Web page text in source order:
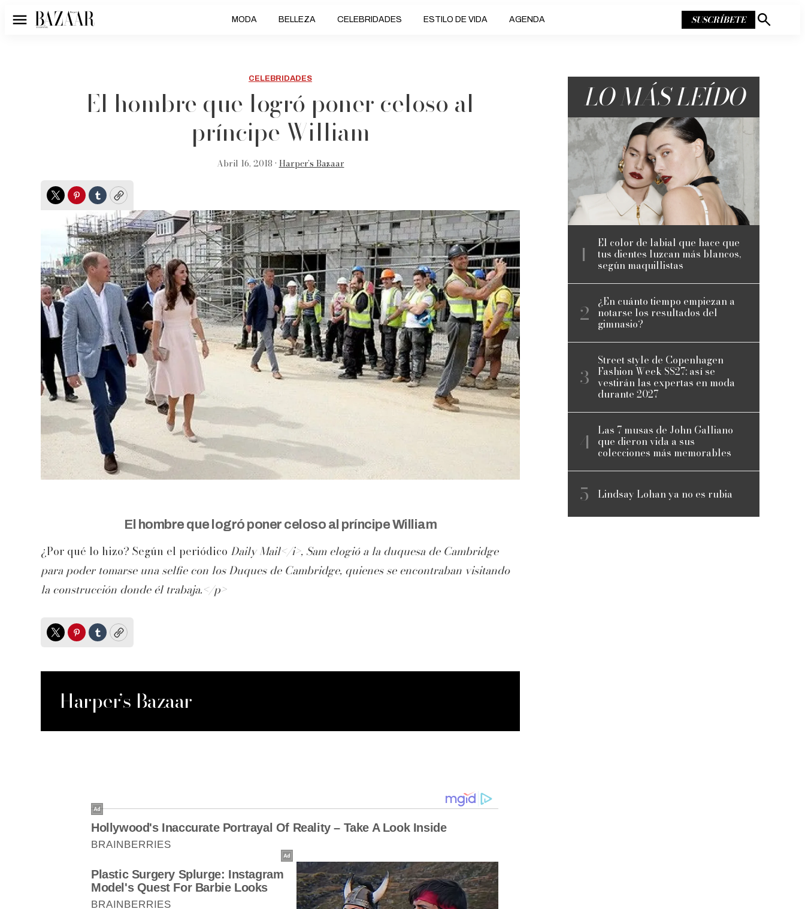
Menú MODA BELLEZA CELEBRIDADES ESTILO DE VIDA AGENDA SUSCRÍBETE
Mostrar
CELEBRIDADES
El hombre que logró poner celoso al
príncipe William
Abril 16, 2018 • Harper’s Bazaar
TwitterPinterest
TumblrCopy
El hombre que logró poner celoso al príncipe William
¿Por qué lo hizo? Según el periódico Daily Mail</i>, Sam elogió a la duquesa de Cambridge
para poder tomarse una selfie con los Duques de Cambridge, quienes se encontraban visitando
la construcción donde él trabaja.</p>
TwitterPinterest
TumblrCopy
Harper’s Bazaar
LO MÁS LEÍDO
El color de labial que hace que
tus dientes luzcan más blancos,
según maquillistas
¿En cuánto tiempo empiezan a
notarse los resultados del
gimnasio?
Street style de Copenhagen
Fashion Week SS27: así se
vestirán las expertas en moda
durante 2027
Las 7 musas de John Galliano
que dieron vida a sus
colecciones más memorables
Lindsay Lohan ya no es rubia